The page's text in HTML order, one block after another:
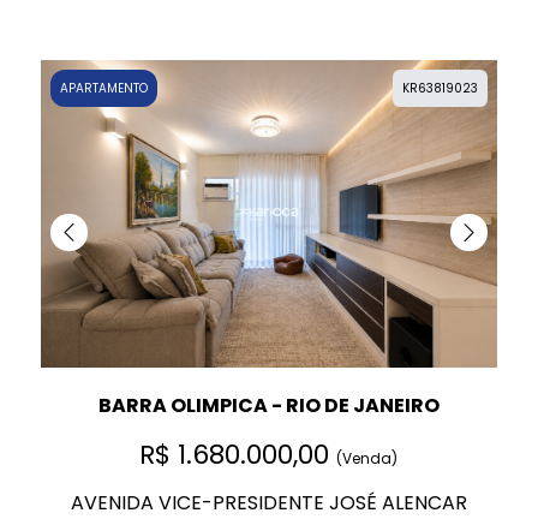
KR63819023
APARTAMENTO
BARRA OLIMPICA - RIO DE JANEIRO
R$ 1.680.000,00(Venda)
AVENIDA VICE-PRESIDENTE JOSÉ ALENCAR